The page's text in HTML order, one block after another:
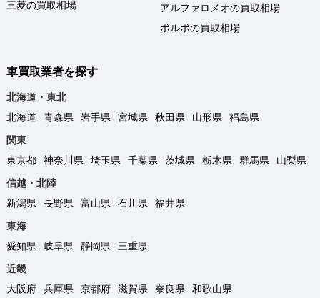
三菱の買取相場
アルファロメオの買取相場
ボルボの買取相場
車買取業者を探す
北海道・東北
北海道
青森県 岩手県 宮城県 秋田県 山形県
福島県
関東
東京都
神奈川県 埼玉県 千葉県 茨城県 栃木県 群馬県
山梨県
信越・北陸
新潟県
長野県 富山県 石川県
福井県
東海
愛知県
岐阜県 静岡県
三重県
近畿
大阪府
兵庫県 京都府 滋賀県 奈良県
和歌山県